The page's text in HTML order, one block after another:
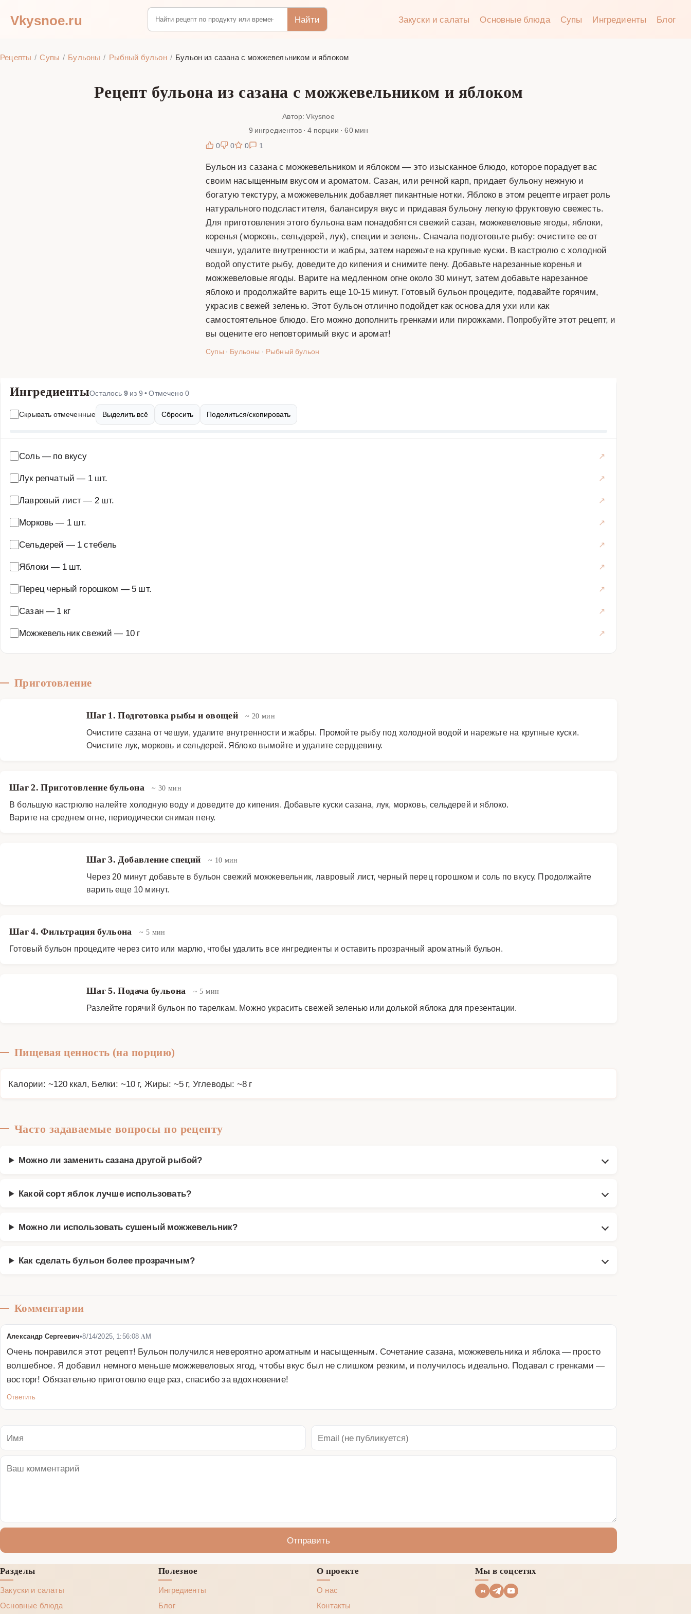
Vkysnoe.ru Найти Закуски и салаты Основные блюда Супы Ингредиенты Блог
Рецепты Супы Бульоны Рыбный бульон Бульон из сазана с можжевельником и яблоком
Рецепт бульона из сазана с можжевельником и яблоком
Автор: Vkysnoe
9 ингредиентов · 4 порции · 60 мин
0
0 0 1
Бульон из сазана с можжевельником и яблоком — это изысканное блюдо, которое порадует вас
своим насыщенным вкусом и ароматом. Сазан, или речной карп, придает бульону нежную и
богатую текстуру, а можжевельник добавляет пикантные нотки. Яблоко в этом рецепте играет роль
натурального подсластителя, балансируя вкус и придавая бульону легкую фруктовую свежесть.
Для приготовления этого бульона вам понадобятся свежий сазан, можжевеловые ягоды, яблоки,
коренья (морковь, сельдерей, лук), специи и зелень. Сначала подготовьте рыбу: очистите ее от
чешуи, удалите внутренности и жабры, затем нарежьте на крупные куски. В кастрюлю с холодной
водой опустите рыбу, доведите до кипения и снимите пену. Добавьте нарезанные коренья и
можжевеловые ягоды. Варите на медленном огне около 30 минут, затем добавьте нарезанное
яблоко и продолжайте варить еще 10-15 минут. Готовый бульон процедите, подавайте горячим,
украсив свежей зеленью. Этот бульон отлично подойдет как основа для ухи или как
самостоятельное блюдо. Его можно дополнить гренками или пирожками. Попробуйте этот рецепт, и
вы оцените его неповторимый вкус и аромат!
Супы · Бульоны · Рыбный бульон
ИнгредиентыОсталось 9из 9 • Отмечено0
Скрывать отмеченные Выделить всё Сбросить Поделиться/скопировать
Соль — по вкусу
Лук репчатый — 1 шт.
Лавровый лист— 2 шт.
Морковь — 1 шт.
Сельдерей — 1 стебель
Яблоки — 1 шт.
Перец черный горошком — 5 шт.
Сазан— 1 кг
Можжевельник свежий — 10 г
Приготовление
Шаг 1. Подготовка рыбы и овощей ~ 20 мин
Очистите сазана от чешуи, удалите внутренности и жабры. Промойте рыбу под холодной водой и нарежьте на крупные куски.
Очистите лук, морковь и сельдерей. Яблоко вымойте и удалите сердцевину.
Шаг 2. Приготовление бульона ~ 30 мин
В большую кастрюлю налейте холодную воду и доведите до кипения. Добавьте куски сазана, лук, морковь, сельдерей и яблоко.
Варите на среднем огне, периодически снимая пену.
Шаг 3. Добавление специй ~ 10 мин
Через 20 минут добавьте в бульон свежий можжевельник, лавровый лист, черный перец горошком и соль по вкусу. Продолжайте
варить еще 10 минут.
Шаг 4. Фильтрация бульона ~ 5 мин
Готовый бульон процедите через сито или марлю, чтобы удалить все ингредиенты и оставить прозрачный ароматный бульон.
Шаг 5. Подача бульона ~ 5 мин
Разлейте горячий бульон по тарелкам. Можно украсить свежей зеленью или долькой яблока для презентации.
Пищевая ценность (на порцию)
Калории: ~120 ккал, Белки: ~10 г, Жиры: ~5 г, Углеводы: ~8 г
Часто задаваемые вопросы по рецепту
Можно ли заменить сазана другой рыбой?
Какой сорт яблок лучше использовать?
Можно ли использовать сушеный можжевельник?
Как сделать бульон более прозрачным?
Комментарии
Александр Сергеевич•8/14/2025, 1:56:08 AM
Очень понравился этот рецепт! Бульон получился невероятно ароматным и насыщенным. Сочетание сазана, можжевельника и яблока — просто
волшебное. Я добавил немного меньше можжевеловых ягод, чтобы вкус был не слишком резким, и получилось идеально. Подавал с гренками —
восторг! Обязательно приготовлю еще раз, спасибо за вдохновение!
Ответить
Отправить
Разделы
Закуски и салаты
Основные блюда
Полезное
Ингредиенты
Блог
О проекте
О нас
Контакты
Мы в соцсетях